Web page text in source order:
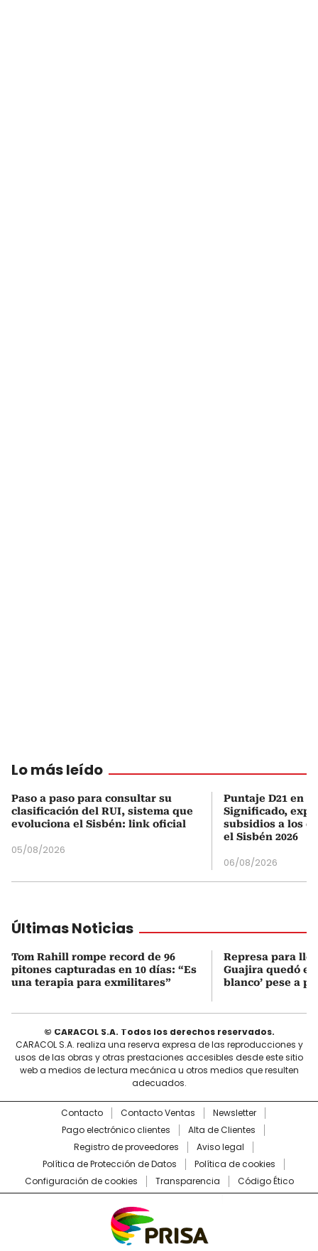
Lo más leído
Paso a paso para consultar su
clasificación del RUI, sistema que
evoluciona el Sisbén: link oficial
05/08/2026
Puntaje D21 en
Significado,
subsidios a los
el Sisbén 2026
06/08/2026
Últimas Noticias
Tom Rahill rompe record de 96
pitones capturadas en 10 días: “Es
una terapia para exmilitares”
Represa para
Guajira quedó en
blanco’ pese a
© CARACOL S.A. Todos los derechos reservados.
CARACOL S.A. realiza una reserva expresa de las reproducciones y
usos de las obras y otras prestaciones accesibles desde este sitio
web a medios de lectura mecánica u otros medios que resulten
adecuados.
Contacto Contacto Ventas
Newsletter
Pago electrónico clientes
Alta de Clientes
Registro de proveedores
Aviso legal
Política de Protección de Datos
Política de cookies
Configuración de cookies
Transparencia Código Ético